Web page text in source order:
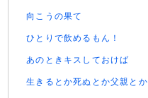
向こうの果て
ひとりで飲めるもん！
あのときキスしておけば
生きるとか死ぬとか父親とか